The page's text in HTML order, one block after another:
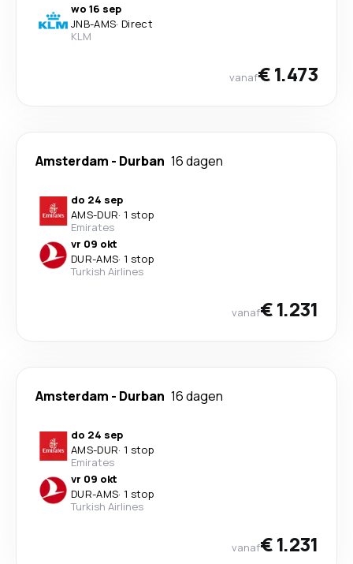
wo 16 sep
JNB-AMS· Direct
KLM
vanaf€ 1.473
Amsterdam - Durban 16 dagen
do 24 sep
AMS-DUR· 1 stop
Emirates
vr 09 okt
DUR-AMS· 1 stop
Turkish Airlines
vanaf€ 1.231
Amsterdam - Durban 16 dagen
do 24 sep
AMS-DUR· 1 stop
Emirates
vr 09 okt
DUR-AMS· 1 stop
Turkish Airlines
vanaf€ 1.231